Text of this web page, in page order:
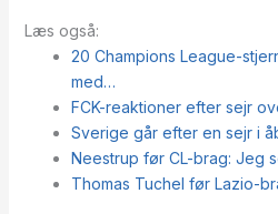
Læs også:
20 Champions League-
med…
FCK-reaktioner efter sejr
Sverige går efter en sejr i
Neestrup før CL-brag: Jeg
Thomas Tuchel før Lazio-